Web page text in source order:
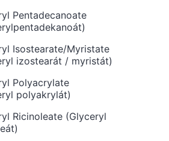
Pentadecanoate
Isostearate/Myristate
izostearát / myristát)
Polyacrylate
polyakrylát)
Ricinoleate (Glyceryl